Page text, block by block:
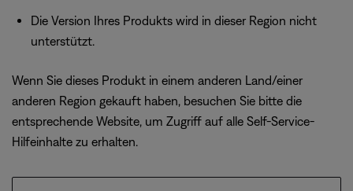
Die Version Ihres Produkts wird in dieser Region nicht
unterstützt.
Wenn Sie dieses Produkt in einem anderen Land/einer
anderen Region gekauft haben, besuchen Sie bitte die
entsprechende Website, um Zugriff auf alle Self-Service-
Hilfeinhalte zu erhalten.